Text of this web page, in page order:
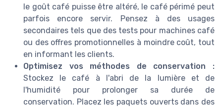
le goût café puisse être altéré, le café périmé peut
parfois encore servir. Pensez à des usages
secondaires tels que des tests pour machines café
ou des offres promotionnelles à moindre coût, tout
en informant les clients.
Optimisez vos méthodes de conservation :
Stockez le café à l'abri de la lumière et de
l'humidité pour prolonger sa durée de
conservation. Placez les paquets ouverts dans des